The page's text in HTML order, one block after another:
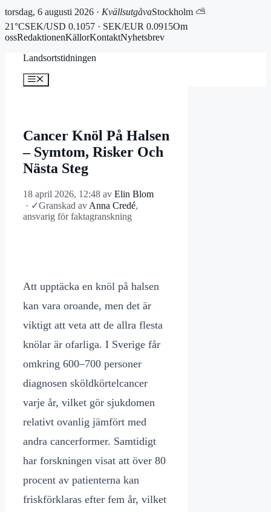
torsdag, 6 augusti 2026 · KvällsutgåvaStockholm ⛅
21°CSEK/USD 0.1057 · SEK/EUR 0.0915Om
ossRedaktionenKällorKontaktNyhetsbrev
Landsortstidningen
Meny
Cancer Knöl På Halsen
– Symtom, Risker Och
Nästa Steg
18 april 2026, 12:48 av Elin Blom
· ✓Granskad av Anna Credé,
ansvarig för faktagranskning
Att upptäcka en knöl på halsen
kan vara oroande, men det är
viktigt att veta att de allra flesta
knölar är ofarliga. I Sverige får
omkring 600–700 personer
diagnosen sköldkörtelcancer
varje år, vilket gör sjukdomen
relativt ovanlig jämfört med
andra cancerformer. Samtidigt
har forskningen visat att över 80
procent av patienterna kan
friskförklaras efter fem år, vilket